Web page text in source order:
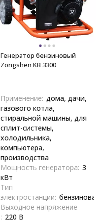
Генератор бензиновый
Zongshen KB 3300
Применение: дома, дачи,
газового котла,
стиральной машины, для
сплит-системы,
холодильника,
компьютера,
производства
Мощность генератора: 3
кВт
Тип
электростанции: бензиновая
Выходное напряжение
: 220 В